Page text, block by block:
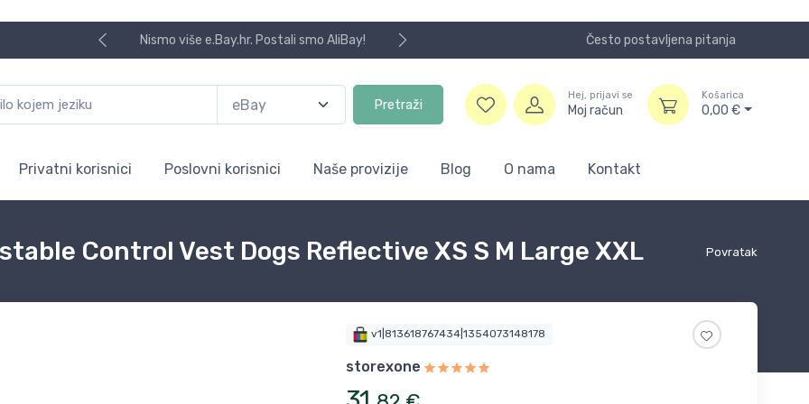
Nismo više e.Bay.hr. Postali smo AliBay! Često postavljena pitanja
Pretraži
Hej, prijavi se
Moj račun
Košarica
0,00 €
Privatni korisnici Poslovni korisnici Naše provizije Blog O nama Kontakt
Povratak
Control Vest Dogs Reflective XS S M Large XXL
v1|813618767434|1354073148178
storexone